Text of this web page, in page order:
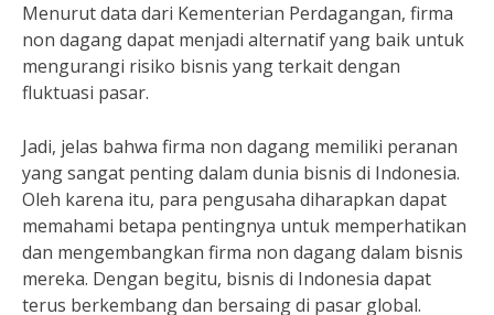
Menurut data dari Kementerian Perdagangan, firma
non dagang dapat menjadi alternatif yang baik untuk
mengurangi risiko bisnis yang terkait dengan
fluktuasi pasar.
Jadi, jelas bahwa firma non dagang memiliki peranan
yang sangat penting dalam dunia bisnis di Indonesia.
Oleh karena itu, para pengusaha diharapkan dapat
memahami betapa pentingnya untuk memperhatikan
dan mengembangkan firma non dagang dalam bisnis
mereka. Dengan begitu, bisnis di Indonesia dapat
terus berkembang dan bersaing di pasar global.